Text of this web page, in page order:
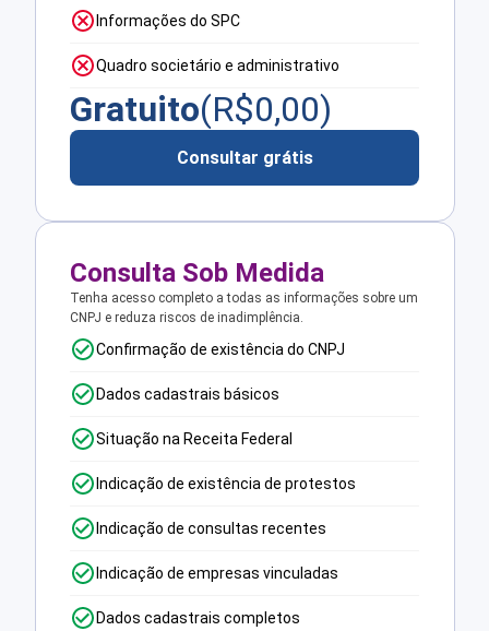
Informações do SPC
Quadro societário e administrativo
Gratuito(R$0,00)
Consultar grátis
Consulta Sob Medida
Tenha acesso completo a todas as informações sobre um
CNPJ e reduza riscos de inadimplência.
Confirmação de existência do CNPJ
Dados cadastrais básicos
Situação na Receita Federal
Indicação de existência de protestos
Indicação de consultas recentes
Indicação de empresas vinculadas
Dados cadastrais completos